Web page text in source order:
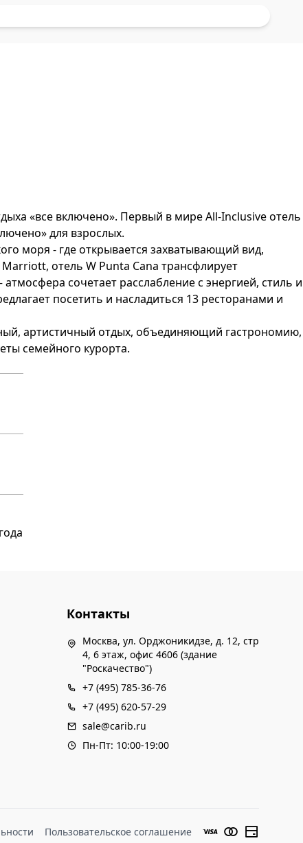
«все включено». Первый в мире All-Inclusive отель
для взрослых.
моря - где открывается захватывающий вид,
отель W Punta Cana трансфлирует
сочетает расслабление с энергией, стиль и
посетить и насладиться 13 ресторанами и
артистичный отдых, объединяющий гастрономию,
семейного курорта.
Контакты
Москва, ул. Орджоникидзе, д. 12, стр
4, 6 этаж, офис 4606 (здание
"Роскачество")
+7 (495) 785-36-76
+7 (495) 620-57-29
sale@carib.ru
Пн-Пт: 10:00-19:00
Пользовательское соглашение